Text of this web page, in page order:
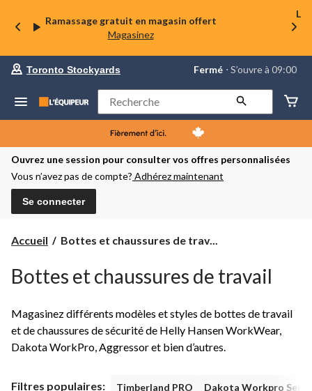
Ramassage gratuit en magasin offert
Magasinez
La
préféré
Toronto
Stockyards,
courament
Fermé,
S’ouvre
à
Toronto Stockyards Fermé ⋅ S’ouvre à 09:00
Rechercher
Ouvrez une session pour consulter vos offres personnalisées
Vous n’avez pas de compte? Adhérez maintenant
Se connecter
Accueil
Bottes
chaussures
de
Bottes et chaussures de trav...
Bottes et chaussures de travail
Magasinez différents modèles et styles de bottes de travail
et de chaussures de sécurité de Helly Hansen WorkWear,
Dakota WorkPro, Aggressor et bien d’autres.
Filtres populaires: Timberland PRO Dakota Workpro